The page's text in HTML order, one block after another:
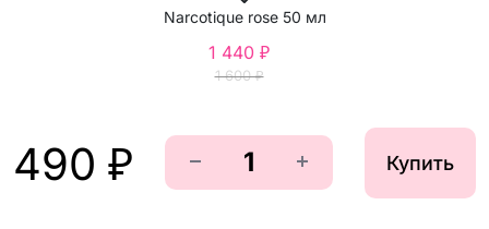
Narcotique rose 50 мл
1 600 ₽
1 440 ₽
490 ₽ Купить